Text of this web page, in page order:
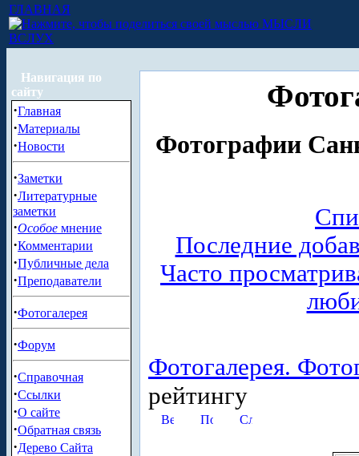
ГЛАВНАЯ
МЫСЛИ
ВСЛУХ
Навигация по
сайту
·Главная
·Материалы
·Новости
·Заметки
·Литературные
заметки
·Особое мнение
·Комментарии
·Публичные дела
·Преподаватели
·Фотогалерея
·Форум
·Справочная
·Ссылки
·О сайте
·Обратная связь
·Дерево Сайта
Фотографии
Последние
Часто
Фотогалерея.
рейтингу